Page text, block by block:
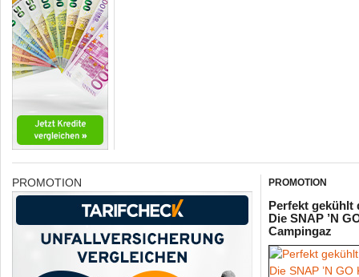
Veranstaltungstipp: Pop-Musical „& JULIA“
prominenter Besetzung nach Stuttgart
#stageentertainment #musical #undjuliastuttgart Ab dem 8.
Pop-Musical & JULIA…
PROMOTION PROMOTION
Perfekt gekühlt
Die SNAP ’N
Campingaz